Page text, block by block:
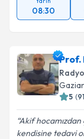
08:30
Prof.
5 (91
Akif hocamızdan
kendisine tedavi